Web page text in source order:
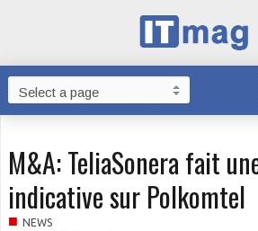
M&A: TeliaSonera fait
indicative sur Polkomtel
■ NEWS